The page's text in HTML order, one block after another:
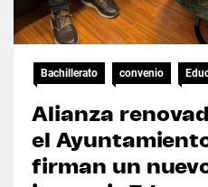
Bachillerato convenio
Alianza
el
firman un